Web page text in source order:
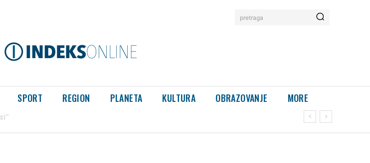
pretraga
SPORT REGION PLANETA KULTURA OBRAZOVANJE MORE